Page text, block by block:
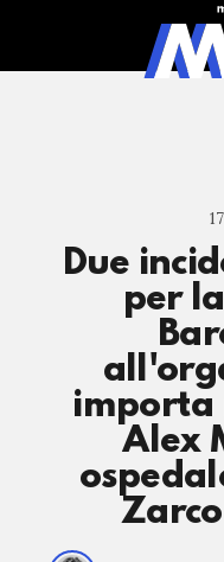
Due
per
importa
Alex